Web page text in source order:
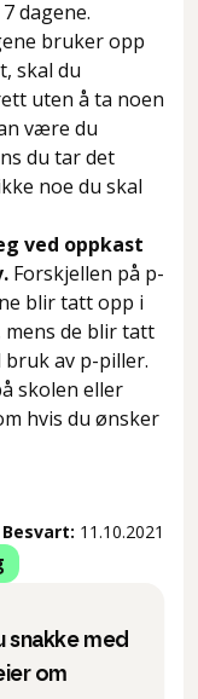
dagene.
bruker opp
skal du
uten å ta noen
være du
du tar det
noe du skal
ved oppkast
Forskjellen på p-
blir tatt opp i
mens de blir tatt
av p-piller.
skolen eller
hvis du ønsker
Besvart: 11.10.2021
snakke med
om